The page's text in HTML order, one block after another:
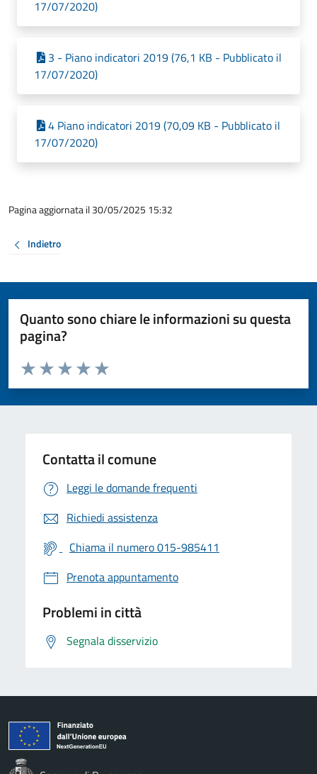
17/07/2020)
3 - Piano indicatori 2019 (76,1 KB - Pubblicato il
17/07/2020)
4 Piano indicatori 2019 (70,09 KB - Pubblicato il
17/07/2020)
Pagina aggiornata il 30/05/2025 15:32
Indietro
Quanto sono chiare le informazioni su questa
pagina?
Valuta da 1 a 5 stelle la pagina
Valuta 5 stelle su 5
Valuta 4 stelle su 5
Valuta 3 stelle su 5
Valuta 2 stelle su 5
Valuta 1 stelle su 5
Contatta il comune
Leggi le domande frequenti
Richiedi assistenza
Chiama il numero 015-985411
Prenota appuntamento
Problemi in città
Segnala disservizio